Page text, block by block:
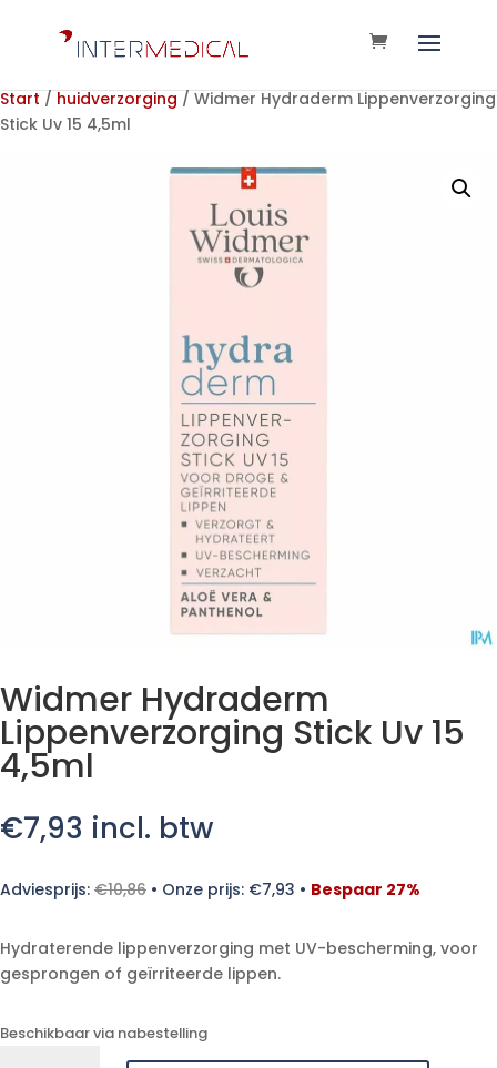
Start / huidverzorging / Widmer Hydraderm Lippenverzorging
Stick Uv 15 4,5ml
Widmer Hydraderm
Lippenverzorging Stick Uv 15
4,5ml
€7,93 incl. btw
Adviesprijs: €10,86 • Onze prijs: €7,93 • Bespaar 27%
Hydraterende lippenverzorging met UV-bescherming, voor
gesprongen of geïrriteerde lippen.
Beschikbaar via nabestelling